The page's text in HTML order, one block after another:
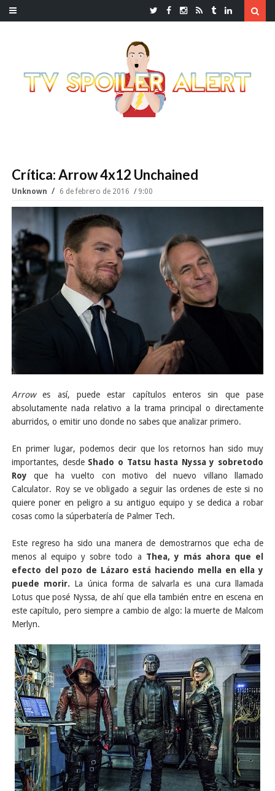
Crítica: Arrow 4x12 Unchained
Unknown 6 de febrero de 2016 9:00
Arrowes así, puede estar capítulos enteros sin que pase
absolutamente nada relativo a la trama principal o directamente
aburridos, o emitir uno donde no sabes que analizar primero.
En primer lugar, podemos decir que los retornos han sido muy
importantes, desdeShado o Tatsu hasta Nyssa y sobretodo
Roy que ha vuelto con motivo del nuevo villano llamado
Calculator. Roy se ve obligado a seguir las ordenes de este si no
quiere poner en peligro a su antiguo equipo y se dedica a robar
cosas como la súperbatería de Palmer Tech.
Este regreso ha sido una manera de demostrarnos que echa de
menos al equipo y sobre todo a Thea, y más ahora que el
efecto del pozo de Lázaro está haciendo mella en ella y
puede morir. La única forma de salvarla es una cura llamada
Lotus que posé Nyssa, de ahí que ella también entre en escena en
este capítulo, pero siempre a cambio de algo: la muerte de Malcom
Merlyn.